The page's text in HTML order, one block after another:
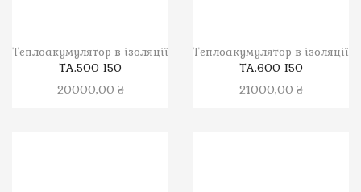
Теплоакумулятор в ізоляції
ТА.500-І50
20000,00 ₴
Теплоакумулятор в ізоляції
ТА.600-І50
21000,00 ₴